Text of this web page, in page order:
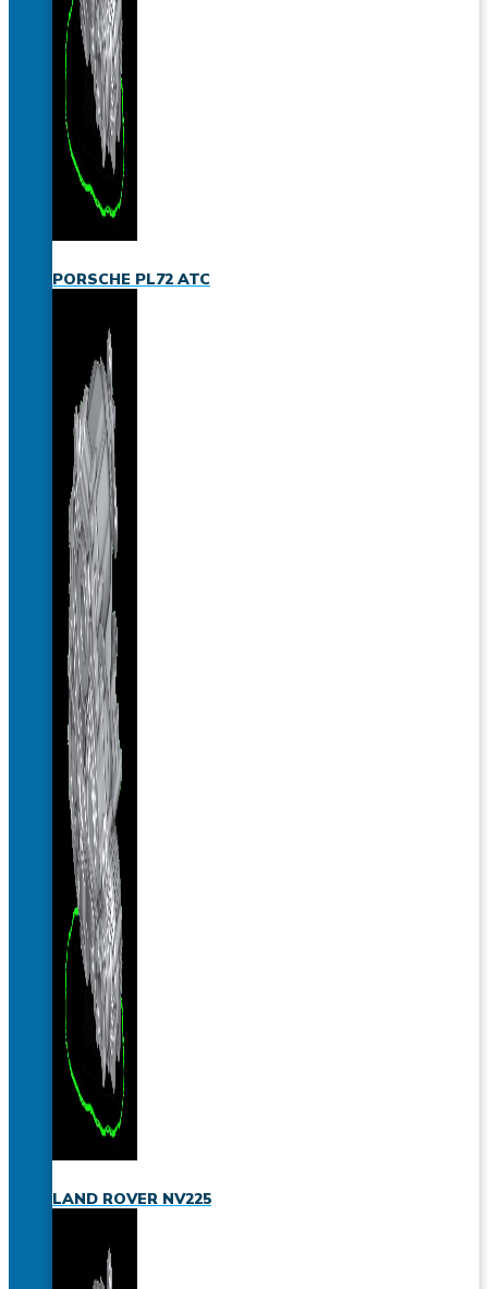
PORSCHE PL72 ATC
LAND ROVER NV225